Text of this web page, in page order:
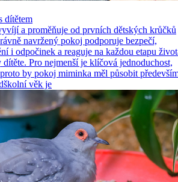
dítětem
a proměňuje od prvních dětských krůčků
navržený pokoj podporuje bezpečí,
i odpočinek a reaguje na každou etapu
Pro nejmenší je klíčová jednoduchost,
by pokoj miminka měl působit
věk je